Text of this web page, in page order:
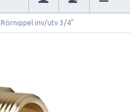
Rörnippel inv/utv 3/4"